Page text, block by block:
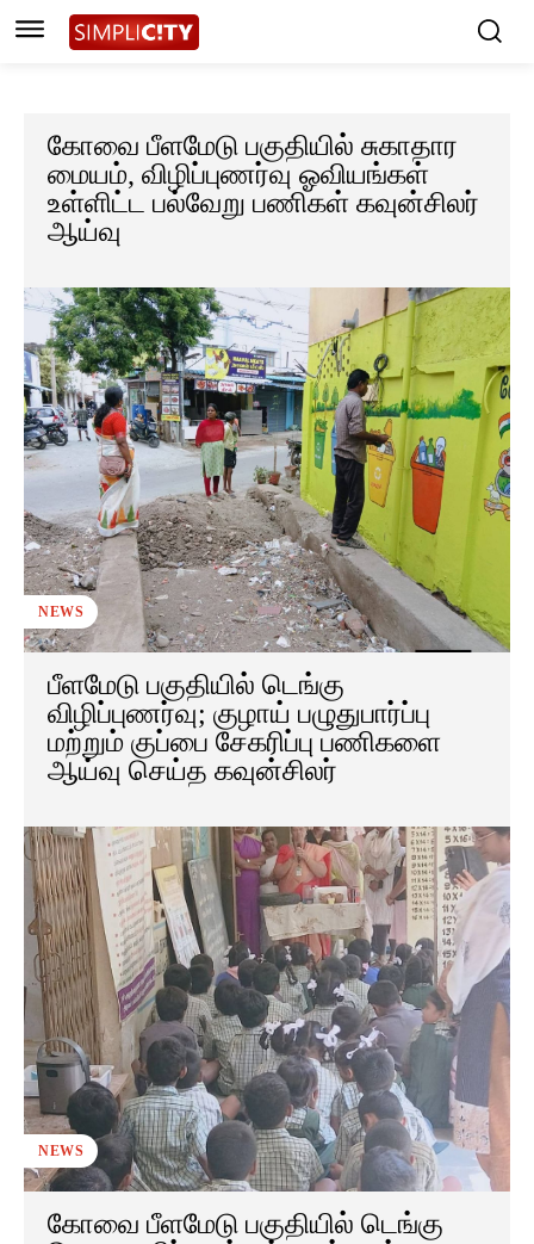
கோவை பீளமேடு பகுதியில் சுகாதார
மையம், விழிப்புணர்வு ஓவியங்கள்
உள்ளிட்ட பல்வேறு பணிகள் கவுன்சிலர்
ஆய்வு
NEWS
பீளமேடு பகுதியில் டெங்கு
விழிப்புணர்வு; குழாய் பழுதுபார்ப்பு
மற்றும் குப்பை சேகரிப்பு பணிகளை
ஆய்வு செய்த கவுன்சிலர்
NEWS
கோவை பீளமேடு பகுதியில் டெங்கு